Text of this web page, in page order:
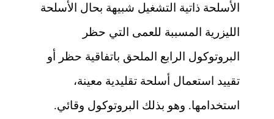
الأسلحة ذاتية التشغيل شبيهة بحال الأسلحة
الليزرية المسببة للعمى التي حظر
البروتوكول الرابع الملحق باتفاقية حظر أو
تقييد استعمال أسلحة تقليدية معينة،
استخدامها. وهو بذلك البروتوكول وقائي.